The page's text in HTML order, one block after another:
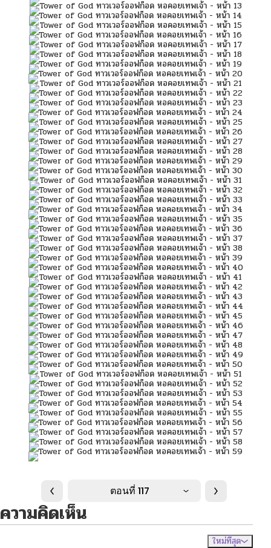
ตอนที่ 117
ความคิดเห็น
ใหม่ที่สุด